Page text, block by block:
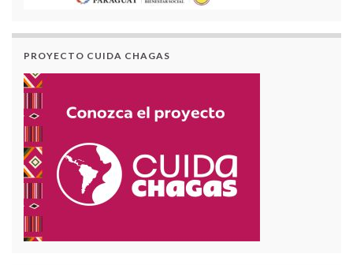
PROYECTO CUIDA CHAGAS